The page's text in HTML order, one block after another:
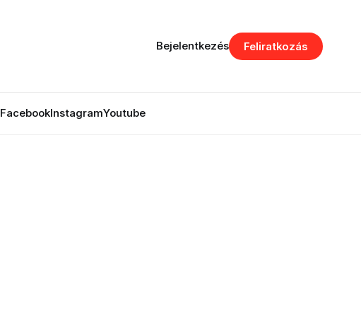
FacebookInstagramYoutube
Bejelentkezés Feliratkozás